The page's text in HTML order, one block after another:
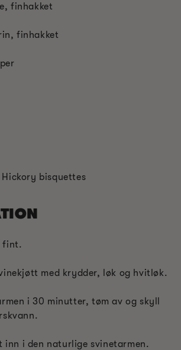
finhakket
finhakket
Hickory bisquettes
fint.
med krydder, løk og hvitløk.
i 30 minutter, tøm av og skyll
inn i den naturlige svinetarmen.